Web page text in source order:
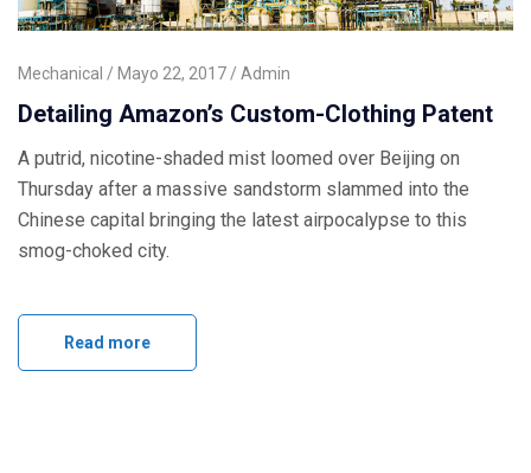
Mechanical Mayo 22, 2017 Admin
Detailing Amazon’s Custom-Clothing Patent
A putrid, nicotine-shaded mist loomed over Beijing on
Thursday after a massive sandstorm slammed into the
Chinese capital bringing the latest airpocalypse to this
smog-choked city.
Read more